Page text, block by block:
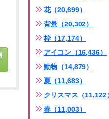
花（20,699）
背景（20,302）
枠（17,174）
アイコン（16,436）
動物（14,879）
夏（11,683）
クリスマス（11,122）
春（11,003）